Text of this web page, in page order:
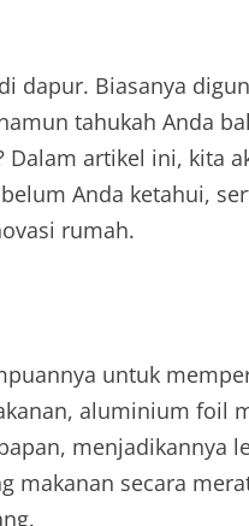
dapur. Biasanya
tahukah Anda
artikel ini, kita
Anda ketahui,
rumah.
untuk
aluminium foil
menjadikannya
makanan secara